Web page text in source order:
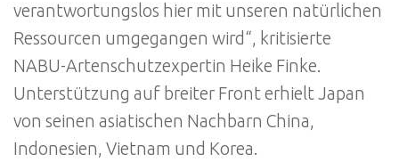
verantwortungslos hier mit unseren natürlichen
Ressourcen umgegangen wird“, kritisierte
NABU-Artenschutzexpertin Heike Finke.
Unterstützung auf breiter Front erhielt Japan
von seinen asiatischen Nachbarn China,
Indonesien, Vietnam und Korea.